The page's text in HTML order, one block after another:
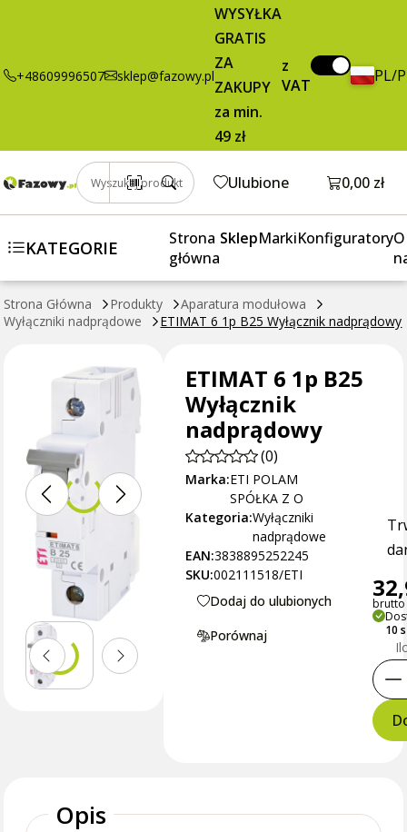
+48609996507 sklep@fazowy.pl
WYSYŁKA
GRATIS
ZA
ZAKUPY
za min.
49 zł
z
VAT
PL/
Wyszukaj produkt Ulubione Otwórz
0,00 zł
KATEGORIE
Strona
główna
SklepMarkiKonfiguratoryO
Strona Główna Produkty
Aparatura modułowa
Wyłączniki nadprądowe
ETIMAT 6 1p B25 Wyłącznik nadprądowy
ETIMAT 6 1p B25
Wyłącznik
nadprądowy
(0)
Marka:ETI POLAM
SPÓŁKA Z O
Kategoria:Wyłączniki
nadprądowe
EAN:3838895252245
SKU:002111518/ETI
Dodaj do ulubionych
Porównaj
brutto
10
Opis